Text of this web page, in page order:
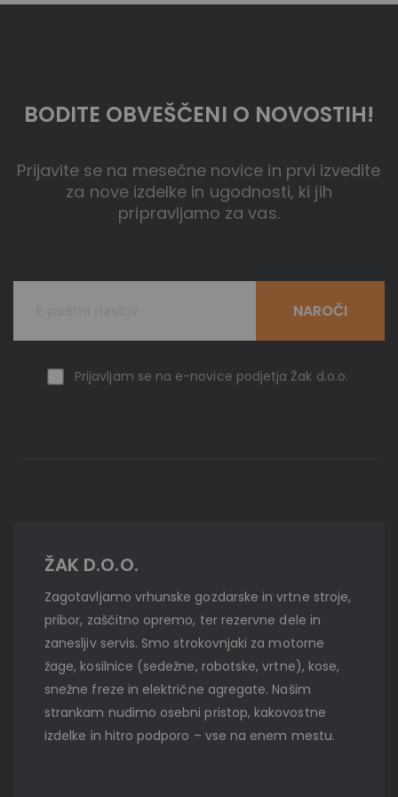
BODITE OBVEŠČENI O NOVOSTIH!
Prijavite se na mesečne novice in prvi izvedite
za nove izdelke in ugodnosti, ki jih
pripravljamo za vas.
Prijavljam se na e-novice podjetja Žak d.o.o.
NAROČI
ŽAK D.O.O.
Zagotavljamo vrhunske gozdarske in vrtne stroje,
pribor, zaščitno opremo, ter rezervne dele in
zanesljiv servis. Smo strokovnjaki za motorne
žage, kosilnice (sedežne, robotske, vrtne), kose,
snežne freze in električne agregate. Našim
strankam nudimo osebni pristop, kakovostne
izdelke in hitro podporo – vse na enem mestu.